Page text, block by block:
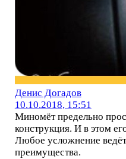
Денис Догадов
10.10.2018, 15:51
Миномёт предельно
конструкция. И в этом
Любое усложнение ведёт
преимущества.